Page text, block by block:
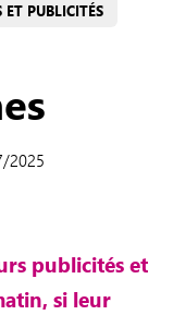
ET PUBLICITÉS
2025
publicités et
si leur